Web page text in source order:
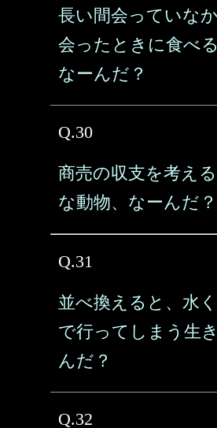
長い間会っていな
会ったときに食べる
なーんだ？
Q.30
商売の収支を考え
な動物、なーんだ？
Q.31
並べ換えると、水
で行ってしまう生
んだ？
Q.32